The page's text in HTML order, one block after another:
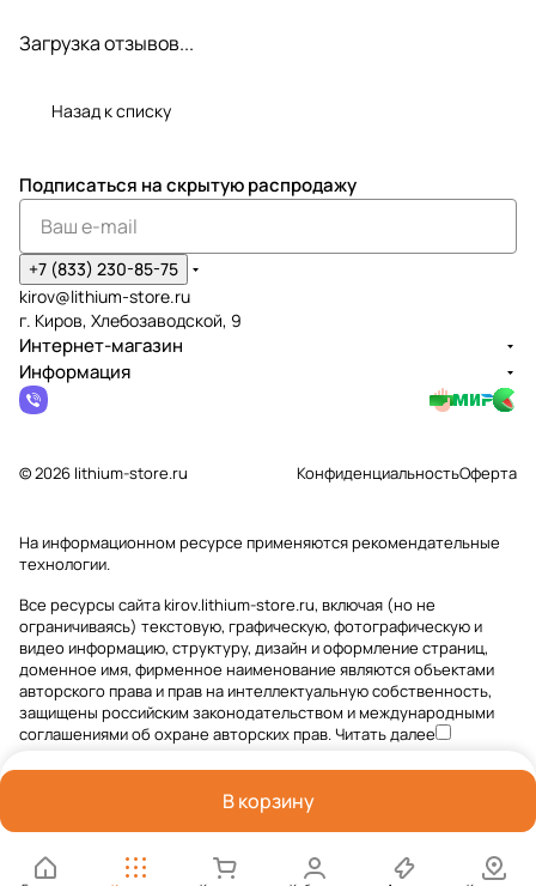
Загрузка отзывов...
Назад к списку
В корзину
Подписаться на скрытую распродажу
+7 (833) 230-85-75
kirov@lithium-store.ru
г. Киров, Хлебозаводской, 9
Интернет-магазин
Информация
© 2026 lithium-store.ru КонфиденциальностьОферта
На информационном ресурсе применяютсярекомендательные
технологии.
Все ресурсы сайта kirov.lithium-store.ru, включая (но не
ограничиваясь) текстовую, графическую, фотографическую и
видео информацию, структуру, дизайн и оформление страниц,
доменное имя, фирменное наименование являются объектами
авторского права и прав на интеллектуальную собственность,
защищены российским законодательством и международными
соглашениями об охране авторских прав.Читать далее